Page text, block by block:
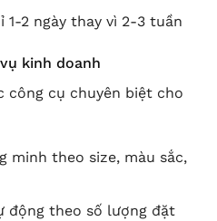
2 ngày thay vì 2-3 tuần
kinh doanh
công cụ chuyên biệt cho
minh theo size, màu sắc,
động theo số lượng đặt